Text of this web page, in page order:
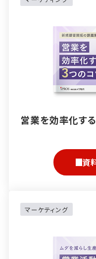
営業を効率化す
資
マーケティング